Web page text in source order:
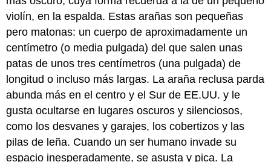
violín, en la espalda. Estas arañas son pequeñas
pero matonas: un cuerpo de aproximadamente un
centímetro (o media pulgada) del que salen unas
patas de unos tres centímetros (una pulgada) de
longitud o incluso más largas. La araña reclusa parda
abunda más en el centro y el Sur de EE.UU. y le
gusta ocultarse en lugares oscuros y silenciosos,
como los desvanes y garajes, los cobertizos y las
pilas de leña. Cuando un ser humano invade su
espacio inesperadamente, se asusta y pica. La